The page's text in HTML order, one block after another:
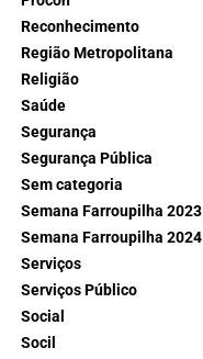
Reconhecimento
Região Metropolitana
Religião
Saúde
Segurança
Segurança Pública
Sem categoria
Semana Farroupilha 2023
Semana Farroupilha 2024
Serviços
Serviços Público
Social
Socil